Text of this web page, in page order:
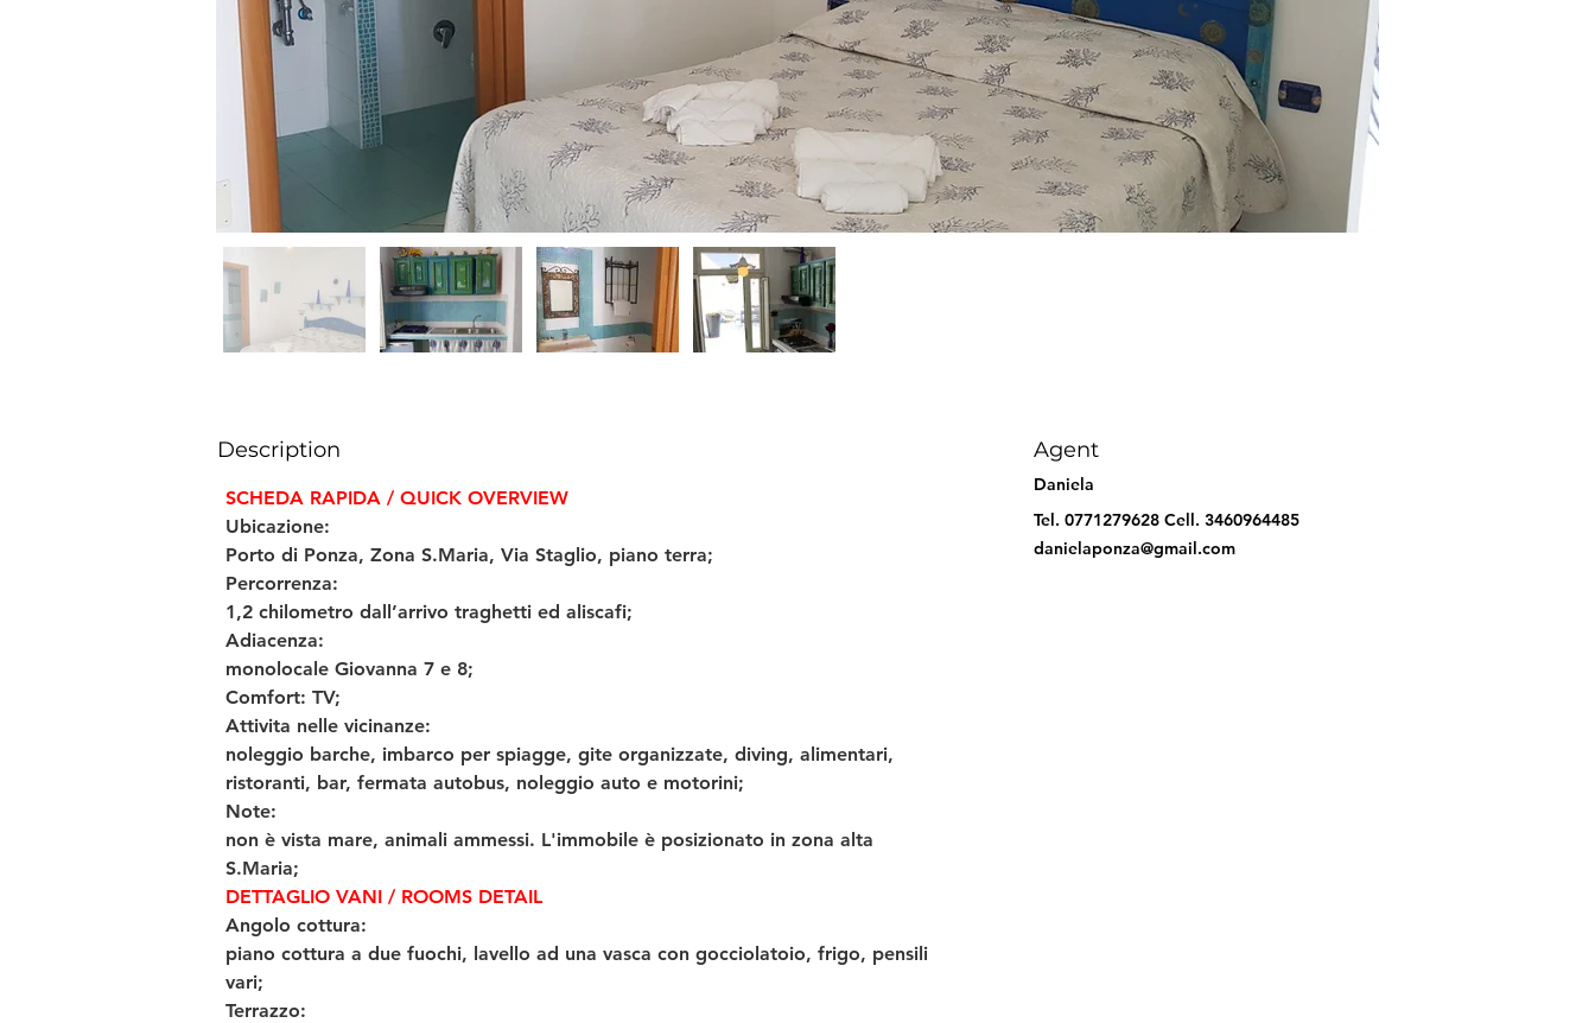
Description
SCHEDA RAPIDA / QUICK OVERVIEW
Ubicazione:
Porto di Ponza, Zona S.Maria, Via Staglio, piano terra;
Percorrenza:
1,2 chilometro dall’arrivo traghetti ed aliscafi;
Adiacenza:
monolocale Giovanna 7 e 8;
Comfort: TV;
Attivita nelle vicinanze:
noleggio barche, imbarco per spiagge, gite organizzate, diving, alimentari,
ristoranti, bar, fermata autobus, noleggio auto e motorini;
Note:
non è vista mare, animali ammessi. L'immobile è posizionato in zona alta
S.Maria;
DETTAGLIO VANI / ROOMS DETAIL
Angolo cottura:
piano cottura a due fuochi, lavello ad una vasca con gocciolatoio, frigo, pensili
vari;
Terrazzo:
Agent
Daniela
Tel. 0771279628 Cell. 3460964485
danielaponza@gmail.com